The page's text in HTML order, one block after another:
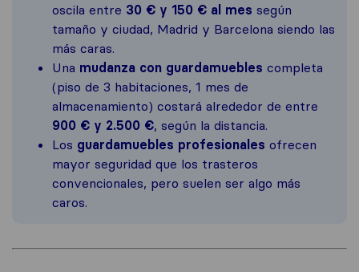
oscila entre 30 € y 150 € al mes según
tamaño y ciudad, Madrid y Barcelona siendo las
más caras.
Una mudanza con guardamuebles completa
(piso de 3 habitaciones, 1 mes de
almacenamiento) costará alrededor de entre
900 € y 2.500 €, según la distancia.
Los guardamuebles profesionales ofrecen
mayor seguridad que los trasteros
convencionales, pero suelen ser algo más
caros.